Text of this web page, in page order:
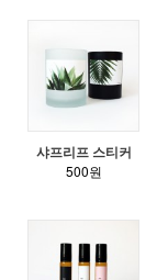
샤프리프 스티커
500원